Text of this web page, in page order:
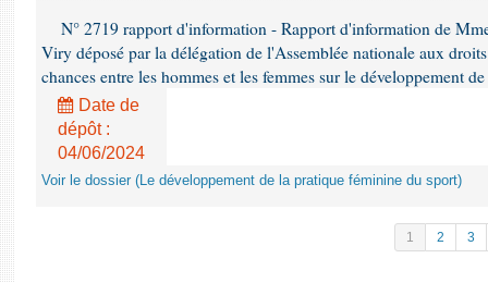
N° 2719 rapport d'information - Rapport d'information de
Viry déposé par la délégation de l'Assemblée nationale aux
chances entre les hommes et les femmes sur le développement
Date de
dépôt :
04/06/2024
Voir le dossier (Le développement de la pratique féminine du sport)
1 2 3